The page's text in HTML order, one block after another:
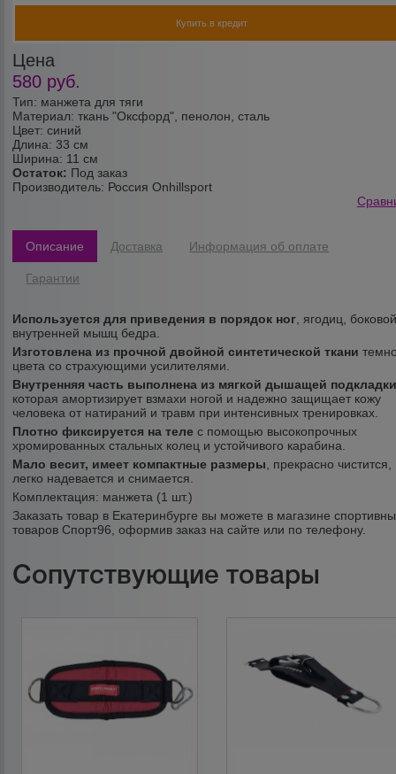
Тип: манжета для тяги
Материал: ткань "Оксфорд", пенолон, сталь
Цвет: синий
Длина: 33 см
Ширина: 11 см
Остаток: Под заказ
Производитель: Россия Onhillsport
Цена
580 руб.
Купить в кредит
Описание Доставка Информация об оплате
Гарантии
Используется для приведения в порядок ног , ягодиц,
внутренней мышц бедра.
Изготовлена из прочной двойной синтетической ткани
цвета со страхующими усилителями.
Внутренняя часть выполнена из мягкой дышащей
которая амортизирует взмахи ногой и надежно защищает кожу
человека от натираний и травм при интенсивных тренировках.
Плотно фиксируется на теле с помощью высокопрочных
хромированных стальных колец и устойчивого карабина.
Мало весит, имеет компактные размеры , прекрасно чистится,
легко надевается и снимается.
Комплектация: манжета (1 шт.)
Заказать товар в Екатеринбурге вы можете в магазине
товаров Спорт96, оформив заказ на сайте или по телефону.
Сопутствующие товары